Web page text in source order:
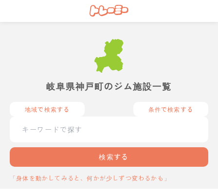
岐阜県神戸町のジム施設一覧
地域で検索する 条件で検索する
検索する
「身体を動かしてみると、何かが少しずつ変わるかも」